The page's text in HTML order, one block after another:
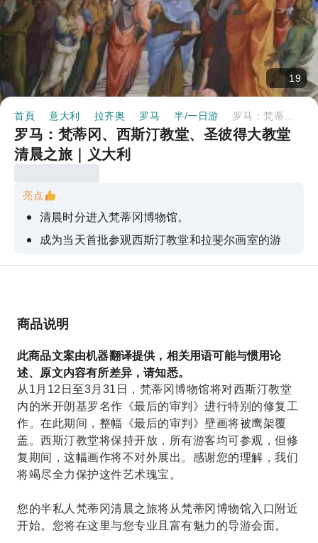
19
首頁 意大利 拉齐奥 罗马 半/一日游
罗马：梵蒂冈、西斯汀教堂、圣彼得大教堂
清晨之旅｜义大利
亮点
清晨时分进入梵蒂冈博物馆。
成为当天首批参观西斯汀教堂和拉斐尔画室的游
享受6人小团的个人化半私人旅游。
商品说明
此商品文案由机器翻译提供，相关用语可能与惯用论
述、原文内容有所差异，请知悉。
从1月12日至3月31日，梵蒂冈博物馆将对西斯汀教堂
内的米开朗基罗名作《最后的审判》进行特别的修复工
作。在此期间，整幅《最后的审判》壁画将被鹰架覆
盖。西斯汀教堂将保持开放，所有游客均可参观，但修
复期间，这幅画作将不对外展出。感谢您的理解，我们
将竭尽全力保护这件艺术瑰宝。
您的半私人梵蒂冈清晨之旅将从梵蒂冈博物馆入口附近
开始。您将在这里与您专业且富有魅力的导游会面。